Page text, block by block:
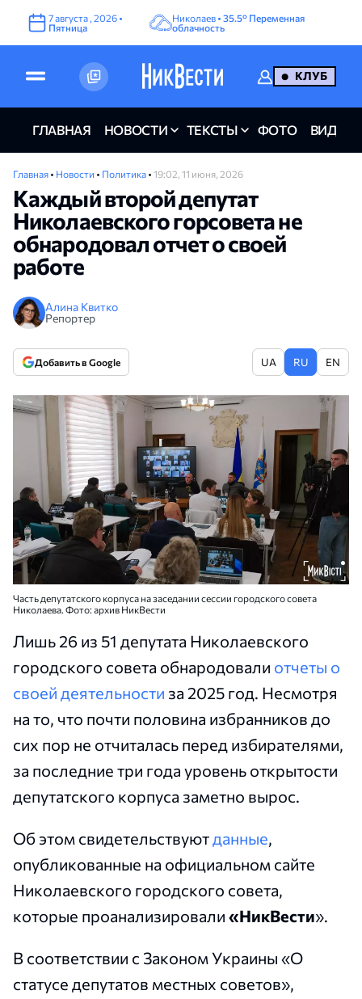
7августа ,2026 •
Пятница
Николаев •35.5° Переменная
облачность
КЛУБ
ГЛАВНАЯ НОВОСТИ ТЕКСТЫ ФОТО ВИДЕО
Главная • Новости • Политика • 19:02, 11 июня, 2026
Каждый второй депутат
Николаевского горсовета не
обнародовал отчет о своей
работе
Алина Квитко
Репортер
Добавить в Google UA RU EN
Часть депутатского корпуса на заседании сессии городского совета
Николаева. Фото: архив НикВести
Лишь 26 из 51 депутата Николаевского
городского совета обнародовали отчеты о
своей деятельности за 2025 год. Несмотря
на то, что почти половина избранников до
сих пор не отчиталась перед избирателями,
за последние три года уровень открытости
депутатского корпуса заметно вырос.
Об этом свидетельствуютданные,
опубликованные на официальном сайте
Николаевского городского совета,
которые проанализировали «НикВести».
В соответствии с Законом Украины «О
статусе депутатов местных советов»,